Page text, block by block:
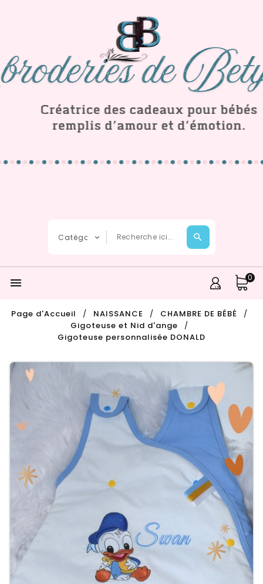
 0
Page d'Accueil NAISSANCE
CHAMBRE DE BÉBÉ
Gigoteuse et Nid d'ange
Gigoteuse personnalisée DONALD